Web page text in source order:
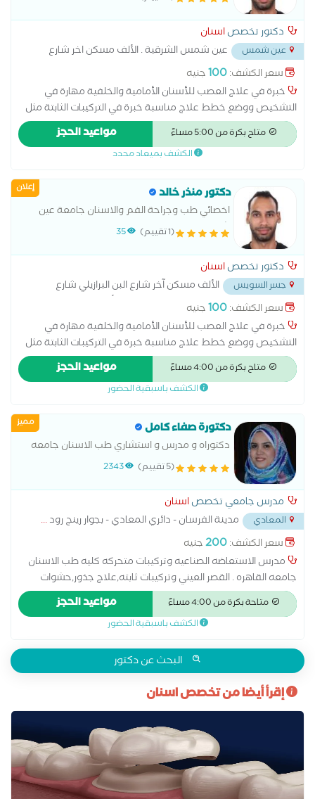
دكتور تخصصاسنان
عين شمس
عين شمس الشرقية . الألف مسكن اخر شارع
البن البرازيلى ١١ ش عبد المحسن الوسيمى تقاطع شارع الانتاج اعلى
البان المغربى . امام ماركت اولاد محمود ...
سعر الكشف:100جنيه
خبرة في علاج العصب للأسنان الأمامية والخلفية مهارة في
التشخيص ووضع خطط علاج مناسبة خبرة في التركيبات الثابتة مثل
التيجان والجسور خبرة في التركيبات المتحركة والأطقم الجزئية
والكاملة إجراء جميع أنواع الحشوات التجميلية والعلاجية خبرة في
خلع الأسنان البسيط والجراحي الاهتمام براحة المريض وجودة العلاج
وقائية وعلاجية عالية الجودة تطوير مستمر للمهارات ومواكبة
التقنيات الحديثة
متاح بكرة من 5:00 مساءً مواعيد الحجز
الكشف بميعاد محدد
إعلان دكتور منذر خالد
اخصائي طب وجراحة الفم والاسنان جامعة عين
شمس
(1 تقييم) 35
دكتور تخصصاسنان
جسر السويس
الألف مسكن آخر شارع البن البرازيلي شارع
عبدالمحسن المسيمي تقاطع شارع الإنتاج اعلي ألبان المغربي
سعر الكشف:100جنيه
خبرة في علاج العصب للأسنان الأمامية والخلفية مهارة في
التشخيص ووضع خطط علاج مناسبة خبرة في التركيبات الثابتة مثل
التيجان والجسور خبرة في التركيبات المتحركة والأطقم الجزئية
والكاملة إجراء جميع أنواع الحشوات التجميلية والعلاجية خبرة في
خلع الأسنان البسيط والجراحي الاهتمام براحة المريض وجودة العلاج
وقائية وعلاجية عالية الجودة تطوير مستمر للمهارات ومواكبة
التقنيات الحديثة
متاح بكرة من 4:00 مساءً مواعيد الحجز
الكشف باسبقية الحضور
مميز دكتورة صفاء كامل
دكتوراه و مدرس و استشاري طب الاسنان جامعه
القاهرهدكتورة اسنان متخصص في اسنان بالغين،
تركيبات اسنان، اسنان مسنين، اشعة
(5 تقييم) 2343
مدرس جامعي تخصصاسنان
المعادي مدينة الفرسان - دائري المعادي - بجوار رينج رود...
سعر الكشف:200جنيه
مدرس الاستعاضه الصناعيه وتركيبات متحركه كليه طب الاسنان
جامعه القاهره . القصر العيني وتركيبات ثابته,علاج جذور,حشوات
علاجيه وتجميله ,اسنان اطفال,اسنان مسنين,اسنان بالغين,زراعه
اسنان,خلع,اشعه الاسنان استشاري حشوات وتجميل الأسنان،
متخصص في تشخيص وعلاج تسوس الأسنان وإعادة تأهيلها
الطبيعية واستعادة وظيفتها ومظهرها الجمالي. يقدم خدمات
حشوات الأسنان التجميلية (الكومبوزيت)، وعلاج التسوس، واستبدال
الحشوات القديمة، وعلاج حساسية الأسنان، وترميم الأسنان
المكسورة أو المتآكلة، وإعادة بناء الأسنان بعد علاج العصب، مع
الحرص على استخدام مواد عالية الجودة وتقنيات حديثة تضمن
المتانة والمظهر الطبيعي. يحرص على تقديم رعاية دقيقة تبدأ
بالفحص والتشخيص ووضع خطة علاجية تناسب كل حالة، مع
الاهتمام براحة المريض، والحفاظ على صحة الأسنان، وتحقيق
ابتسامة صحية وجميلة تدوم لأطول فترة
متاحة بكرة من 4:00 مساءً مواعيد الحجز
الكشف باسبقية الحضور
البحث عن دكتور
إقرأ أيضا من تخصص اسنان